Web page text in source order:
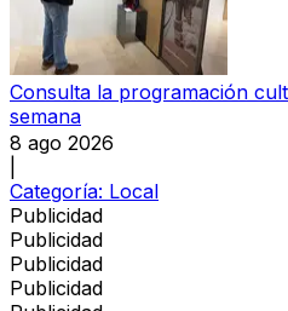
Consulta la programación
semana
8 ago 2026
Categoría: Local
Publicidad
Publicidad
Publicidad
Publicidad